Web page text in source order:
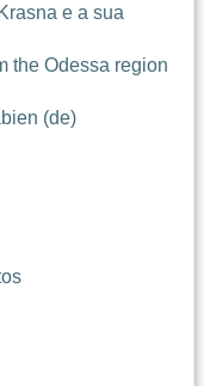
e a sua
the Odessa region
(de)